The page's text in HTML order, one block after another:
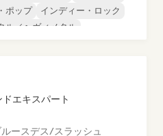
ポップ
インディー・ロック
ル／ヘヴィメタル
エキスパート
ースデス/スラッシュ